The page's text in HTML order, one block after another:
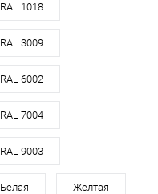
RAL 1018
RAL 3009
RAL 6002
RAL 7004
RAL 9003
Белая Желтая